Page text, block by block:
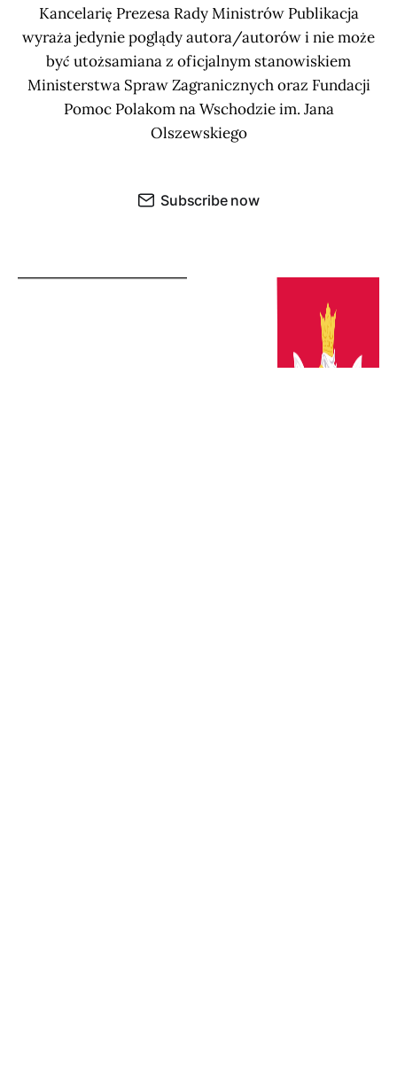
Kancelarię Prezesa Rady Ministrów Publikacja
wyraża jedynie poglądy autora/autorów i nie może
być utożsamiana z oficjalnym stanowiskiem
Ministerstwa Spraw Zagranicznych oraz Fundacji
Pomoc Polakom na Wschodzie im. Jana
Olszewskiego
Subscribe now